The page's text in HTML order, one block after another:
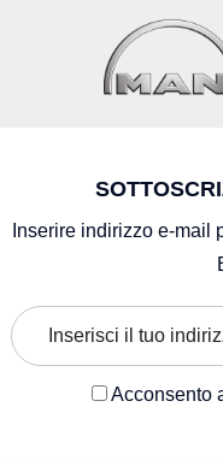
Inserire indirizzo e-mail
Acconsento